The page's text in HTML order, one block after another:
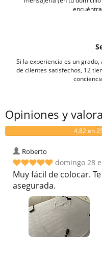
Si la experiencia es un
de clientes satisfechos, 12
Opiniones y
4,82 en
Roberto
domingo 28
Muy fácil de colocar.
asegurada.